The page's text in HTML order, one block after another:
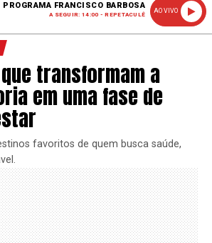
PROGRAMA FRANCISCO BARBOSA
A SEGUIR: 14:00 - REPETACULÊ
AO VIVO
transformam a
em uma fase de
favoritos de quem busca saúde,